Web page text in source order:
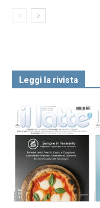
Leggi la rivista